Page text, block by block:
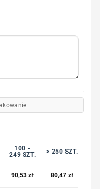
100 -
249 SZT.
> 250 SZT.
90,53zł 80,47zł